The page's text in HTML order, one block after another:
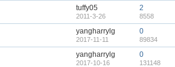
tuffy05
2011-3-26
2
8558
yangharrylg
2017-11-11
0
89834
yangharrylg
2017-10-16
0
131148